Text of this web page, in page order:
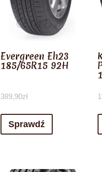
Evergreen Eh23
185/65R15 92H
389,90zł
Sprawdź